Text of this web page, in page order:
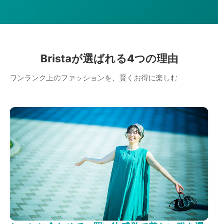
Bristaが選ばれる4つの理由
ワンランク上のファッションを、賢くお得に楽しむ